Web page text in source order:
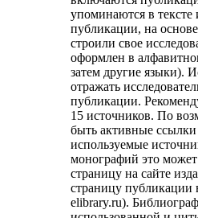
упоминаются в тексте
публикации, на
строили свое
оформлен в
затем другие языки).
отражать
публикации.
15 источников. По
быть активные
используемые
монографий это
страницу на сайте
страницу
elibrary.ru).